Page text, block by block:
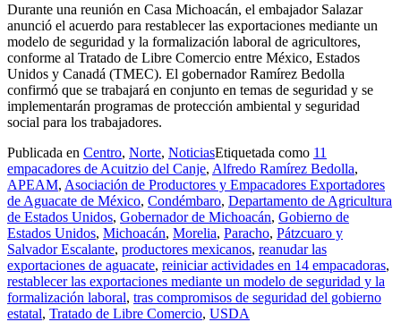
Durante una reunión en Casa Michoacán, el embajador Salazar
anunció el acuerdo para restablecer las exportaciones mediante un
modelo de seguridad y la formalización laboral de agricultores,
conforme al Tratado de Libre Comercio entre México, Estados
Unidos y Canadá (TMEC). El gobernador Ramírez Bedolla
confirmó que se trabajará en conjunto en temas de seguridad y se
implementarán programas de protección ambiental y seguridad
social para los trabajadores.
Publicada en Centro, Norte, NoticiasEtiquetada como 11
empacadores de Acuitzio del Canje, Alfredo Ramírez Bedolla,
APEAM, Asociación de Productores y Empacadores Exportadores
de Aguacate de México, Condémbaro, Departamento de Agricultura
de Estados Unidos, Gobernador de Michoacán, Gobierno de
Estados Unidos, Michoacán, Morelia, Paracho, Pátzcuaro y
Salvador Escalante, productores mexicanos, reanudar las
exportaciones de aguacate, reiniciar actividades en 14 empacadoras,
restablecer las exportaciones mediante un modelo de seguridad y la
formalización laboral, tras compromisos de seguridad del gobierno
estatal, Tratado de Libre Comercio, USDA